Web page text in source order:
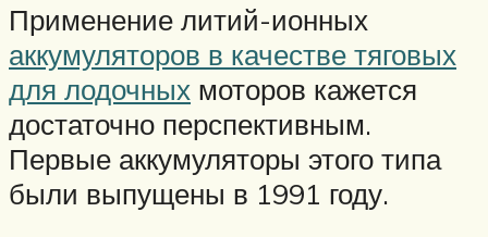
Применение литий-ионных
аккумуляторов в качестве тяговых
для лодочных моторов кажется
достаточно перспективным.
Первые аккумуляторы этого типа
были выпущены в 1991 году.